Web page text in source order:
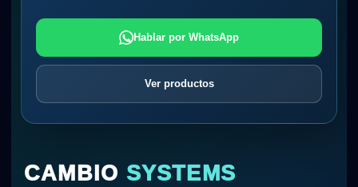
Hablar por WhatsApp
Ver productos
CAMBIO SYSTEMS